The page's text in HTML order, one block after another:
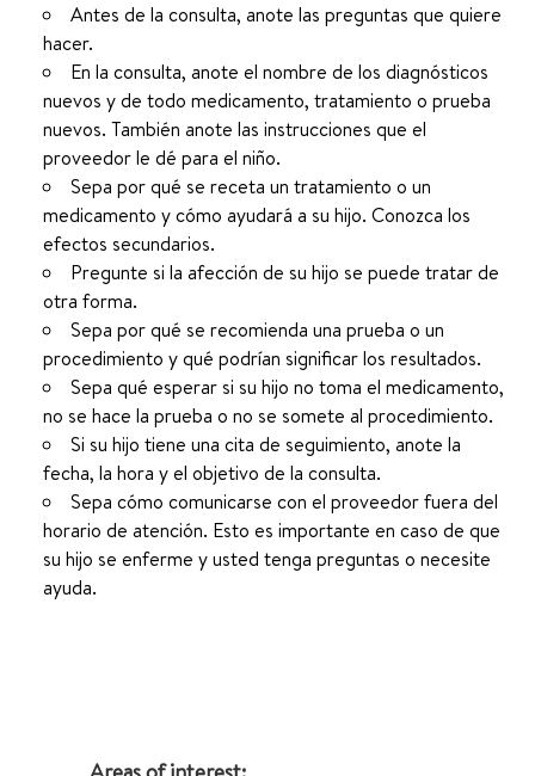
Antes de la consulta, anote las preguntas que quiere
hacer.
En la consulta, anote el nombre de los diagnósticos
nuevos y de todo medicamento, tratamiento o prueba
nuevos. También anote las instrucciones que el
proveedor le dé para el niño.
Sepa por qué se receta un tratamiento o un
medicamento y cómo ayudará a su hijo. Conozca los
efectos secundarios.
Pregunte si la afección de su hijo se puede tratar de
otra forma.
Sepa por qué se recomienda una prueba o un
procedimiento y qué podrían significar los resultados.
Sepa qué esperar si su hijo no toma el medicamento,
no se hace la prueba o no se somete al procedimiento.
Si su hijo tiene una cita de seguimiento, anote la
fecha, la hora y el objetivo de la consulta.
Sepa cómo comunicarse con el proveedor fuera del
horario de atención. Esto es importante en caso de que
su hijo se enferme y usted tenga preguntas o necesite
ayuda.